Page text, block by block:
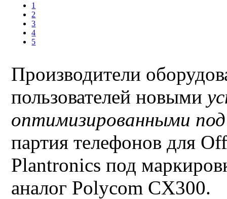
1
2
3
4
5
Производители
пользователей новыми
оптимизированными
партия телефонов для
Plantronicsпод
аналог Polycom CX300.